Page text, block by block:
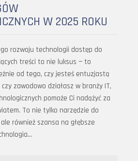
W 2025 ROKU
rozwoju technologii dostęp do
treści to nie luksus — to
od tego, czy jesteś entuzjastą
zawodowo działasz w branży IT,
pomoże Ci nadążyć za
To nie tylko narzędzie do
również szansa na głębsze